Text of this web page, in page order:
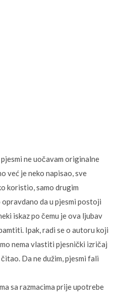
ne uočavam originalne
već je neko napisao, sve
koristio, samo drugim
da u pjesmi postoji
iskaz po čemu je ova ljubav
Ipak, radi se o autoru koji
nema vlastiti pjesnički izričaj
Da ne dužim, pjesmi fali
sa razmacima prije upotrebe